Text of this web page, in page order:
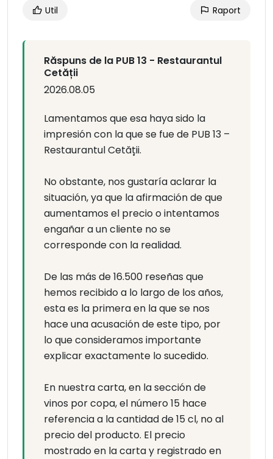
Util Raport
Răspuns de la PUB 13 - Restaurantul
Cetății
2026.08.05
Lamentamos que esa haya sido la
impresión con la que se fue de PUB 13 –
Restaurantul Cetății.
No obstante, nos gustaría aclarar la
situación, ya que la afirmación de que
aumentamos el precio o intentamos
engañar a un cliente no se
corresponde con la realidad.
De las más de 16.500 reseñas que
hemos recibido a lo largo de los años,
esta es la primera en la que se nos
hace una acusación de este tipo, por
lo que consideramos importante
explicar exactamente lo sucedido.
En nuestra carta, en la sección de
vinos por copa, el número 15 hace
referencia a la cantidad de 15 cl, no al
precio del producto. El precio
mostrado en la carta y registrado en